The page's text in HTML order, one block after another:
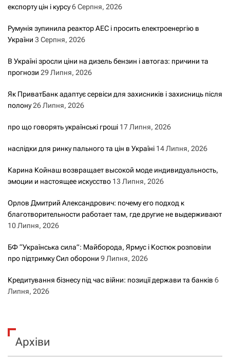
експорту цін і курсу6 Серпня, 2026
Румунія зупинила реактор АЕС і просить електроенергію в
України 3 Серпня, 2026
В Україні зросли ціни на дизель бензин і автогаз: причини та
прогнози 29 Липня, 2026
Як ПриватБанк адаптує сервіси для захисників і захисниць після
полону26 Липня, 2026
про що говорять українські гроші 17 Липня, 2026
наслідки для ринку пального та цін в Україні 14 Липня, 2026
Карина Койнаш возвращает высокой моде индивидуальность,
эмоции и настоящее искусство 13 Липня, 2026
Орлов Дмитрий Александрович: почему его подход к
благотворительности работает там, где другие не выдерживают
10 Липня, 2026
БФ “Українська сила”: Майборода, Ярмус і Костюк розповіли
про підтримку Сил оборони 9 Липня, 2026
Кредитування бізнесу під час війни: позиції держави та банків 6
Липня, 2026
Архіви